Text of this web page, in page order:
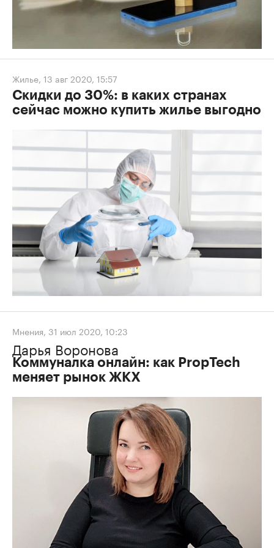
Жилье, 13 авг 2020, 15:57
Скидки до 30%: в каких странах
сейчас можно купить жилье выгодно
Мнения, 31 июл 2020, 10:23
Дарья Воронова
Коммуналка онлайн: как PropTech
меняет рынок ЖКХ